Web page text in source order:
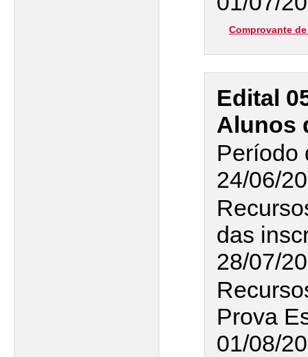
Comprovante
Edital
Alunos
Período
24/06/
das
28/07/
Prova
01/08/